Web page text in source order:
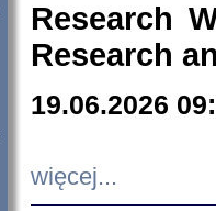
Research
Research
19.06.2026
więcej...